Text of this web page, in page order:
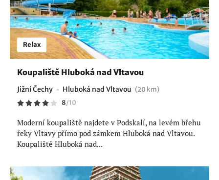
Relax
Koupaliště Hluboká nad Vltavou
Jižní Čechy Hluboká nad Vltavou (20 km)
8/10
Moderní koupaliště najdete v Podskalí, na levém břehu
řeky Vltavy přímo pod zámkem Hluboká nad Vltavou.
Koupaliště Hluboká nad...